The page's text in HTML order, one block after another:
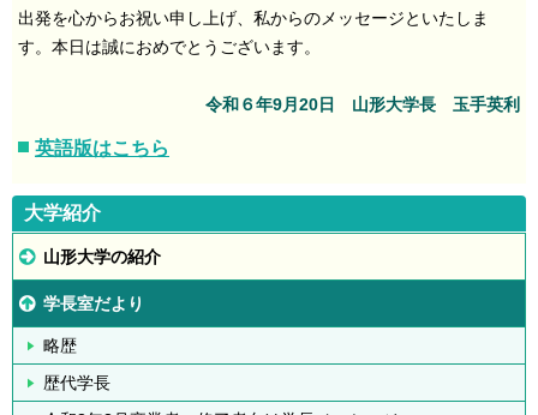
出発を心からお祝い申し上げ、私からのメッセージといたしま
す。本日は誠におめでとうございます。
令和６年9月20日 山形大学長 玉手英利
英語版はこちら
大学紹介
山形大学の紹介
学長室だより
略歴
歴代学長